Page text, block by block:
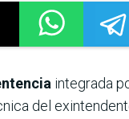
integrada
del